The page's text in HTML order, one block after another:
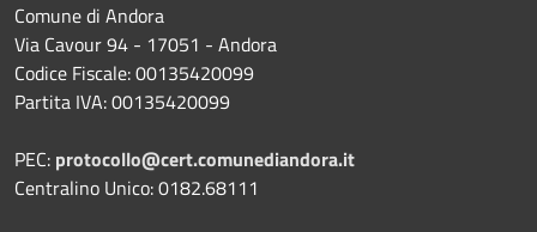
Comune di Andora
Via Cavour 94 - 17051 - Andora
Codice Fiscale: 00135420099
Partita IVA: 00135420099
PEC: protocollo@cert.comunediandora.it
Centralino Unico: 0182.68111